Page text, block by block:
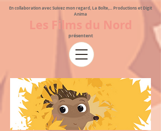
En collaboration avec Suivez mon regard, La Boîte,... Productions et Digit
Anima
Les Films du Nord
présentent